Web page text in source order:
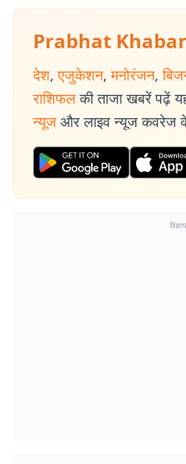
Prabhat
देश, एजुकेशन, मनोरंजन,
राशिफल की ताजा खबरें पढ़ें
न्यूज और लाइव न्यूज कवरेज